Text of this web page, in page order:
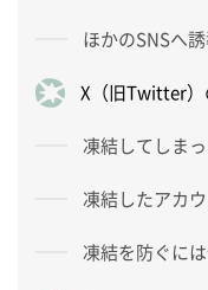
ほかのSNSへ
X（旧Twitter）
凍結してしま
凍結したアカ
凍結を防ぐに